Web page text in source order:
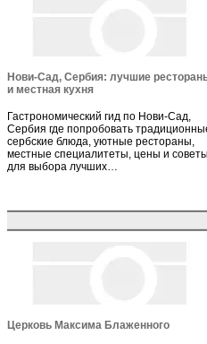
Нови-Сад, Сербия: лучшие
и местная кухня
Гастрономический гид по Нови-Сад,
Сербия где попробовать
сербские блюда, уютные рестораны,
местные специалитеты, цены и советы
для выбора лучших…
Церковь Максима Блаженного